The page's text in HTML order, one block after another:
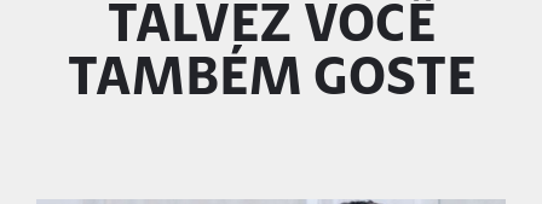
TALVEZ VOCÊ
TAMBÉM GOSTE